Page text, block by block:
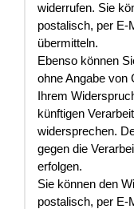
widerrufen. Sie
postalisch, per E-
übermitteln.
Ebenso können
ohne Angabe von
Ihrem
künftigen
widersprechen.
gegen die
erfolgen.
Sie können den
postalisch, per E-